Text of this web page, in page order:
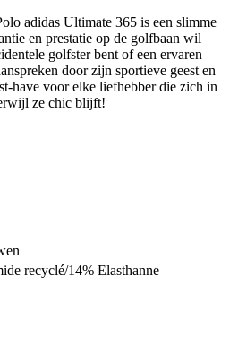
adidas Ultimate 365 is een slimme
en prestatie op de golfbaan wil
golfster bent of een ervaren
door zijn sportieve geest en
have voor elke liefhebber die zich in
ze chic blijft!
recyclé/14% Elasthanne